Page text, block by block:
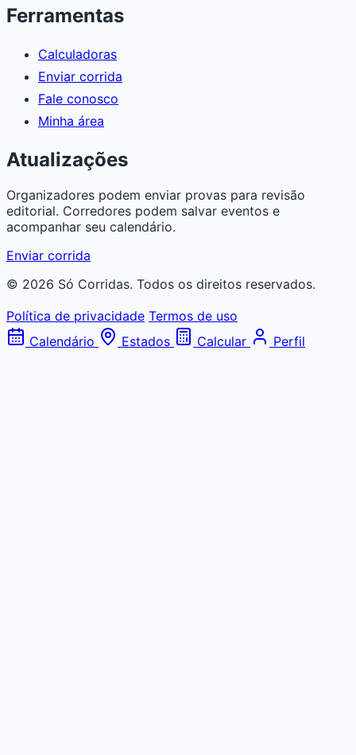
Ferramentas
Calculadoras
Enviar corrida
Fale conosco
Minha área
Atualizações
Organizadores podem enviar provas para revisão
editorial. Corredores podem salvar eventos e
acompanhar seu calendário.
Enviar corrida
© 2026 Só Corridas. Todos os direitos reservados.
Política de privacidade Termos de uso
Calendário
Estados Calcular Perfil